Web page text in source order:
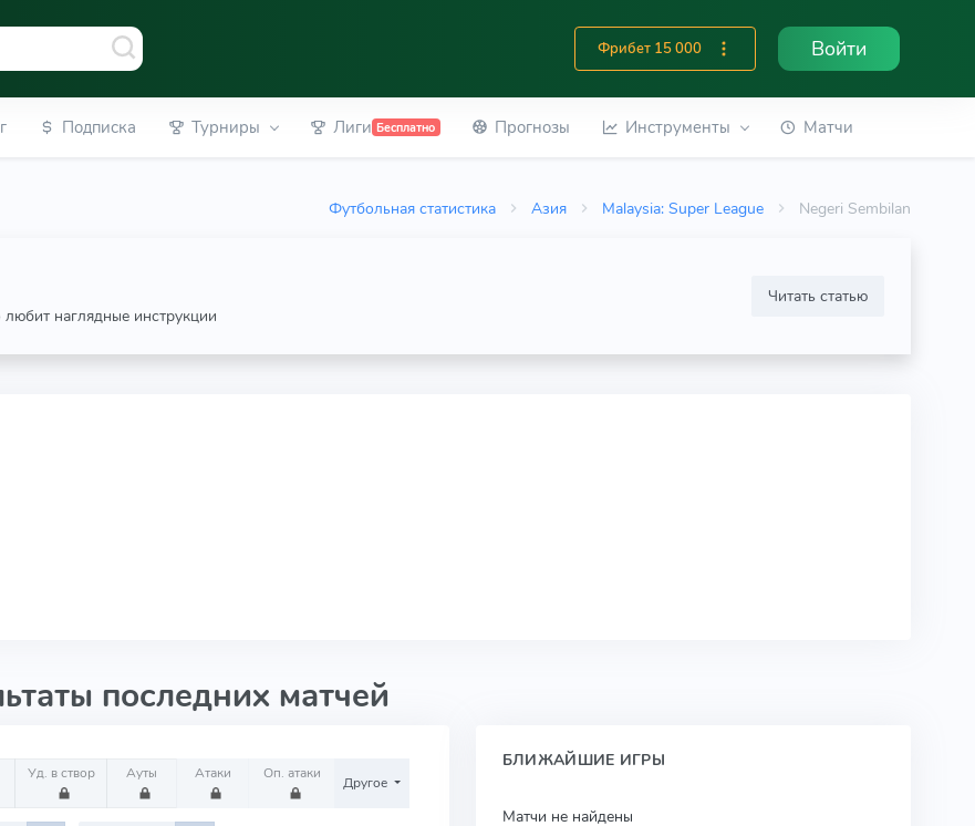
Фрибет 15 000 Войти
Подписка Турниры Лиги Бесплатно Прогнозы Инструменты Матчи
Футбольная статистика Азия Malaysia: Super League Negeri Sembilan
наглядные инструкции
Читать статью
последних матчей
Уд. в створ Ауты Атаки Оп. атаки
Другое
БЛИЖАЙШИЕ ИГРЫ
Матчи не найдены